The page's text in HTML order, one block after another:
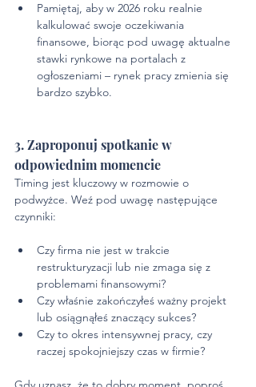
Pamiętaj, aby w 2026 roku realnie
kalkulować swoje oczekiwania
finansowe, biorąc pod uwagę aktualne
stawki rynkowe na portalach z
ogłoszeniami – rynek pracy zmienia się
bardzo szybko.
3. Zaproponuj spotkanie w
odpowiednim momencie
Timing jest kluczowy w rozmowie o
podwyżce. Weź pod uwagę następujące
czynniki:
Czy firma nie jest w trakcie
restrukturyzacji lub nie zmaga się z
problemami finansowymi?
Czy właśnie zakończyłeś ważny projekt
lub osiągnąłeś znaczący sukces?
Czy to okres intensywnej pracy, czy
raczej spokojniejszy czas w firmie?